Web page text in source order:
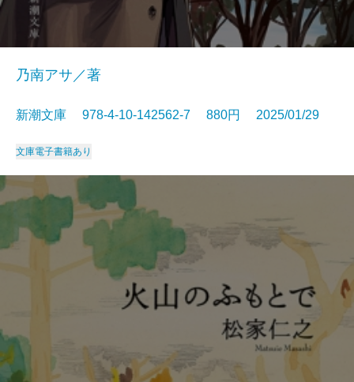
乃南アサ／著
新潮文庫 978-4-10-142562-7 880円 2025/01/29
文庫電子書籍あり